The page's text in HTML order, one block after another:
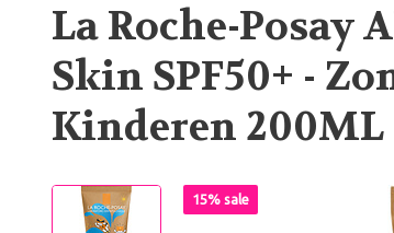
La Roche-Posay
Skin SPF50+ -
Kinderen 200ML
15% sale